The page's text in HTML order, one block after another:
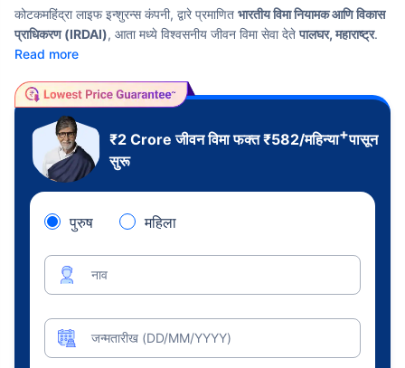
कोटकमहिंद्रा लाइफ इन्शुरन्स कंपनी, द्वारे प्रमाणित भारतीय विमा नियामक आणि विकास
प्राधिकरण (IRDAI), आता मध्ये विश्वसनीय जीवन विमा सेवा देतेपालघर, महाराष्ट्र.
Read more
₹2 Croreजीवन विमा फक्त₹582/महिन्या+पासून
सुरू
पुरुष महिला
नाव
जन्मतारीख (DD/MM/YYYY)